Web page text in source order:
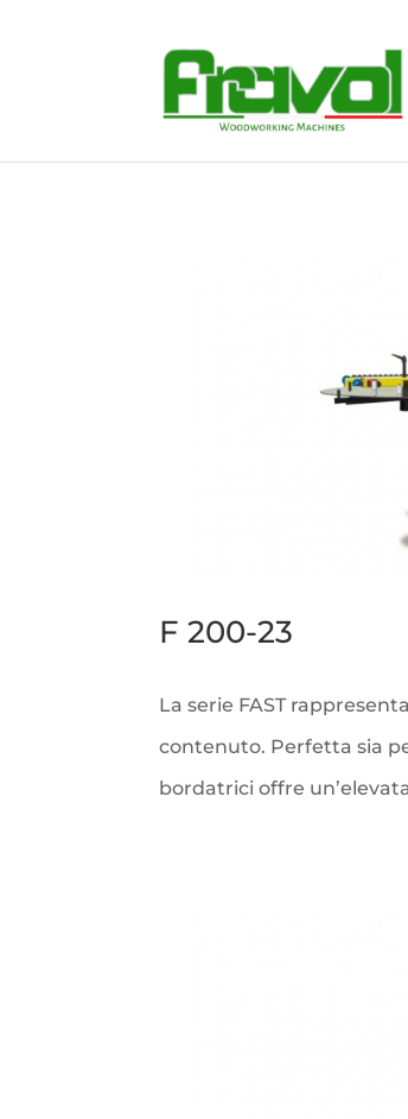
F 200-23
La serie FAST
contenuto. Perfetta sia
bordatrici offre